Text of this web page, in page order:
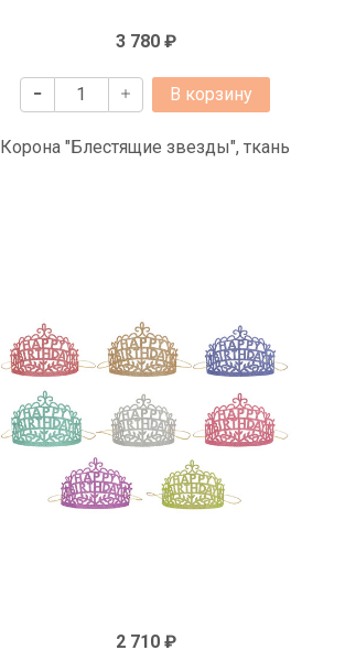
3 780 ₽
В корзину
Корона "Блестящие звезды", ткань
2 710 ₽